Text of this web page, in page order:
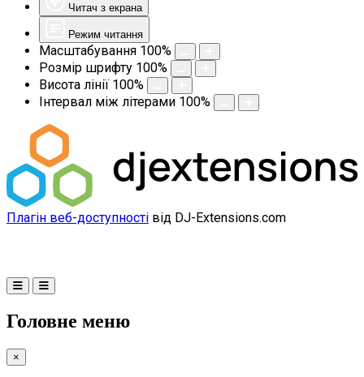
Читач з екрана
Режим читання
Масштабування 100%
Розмір шрифту 100%
Висота лінії 100%
Інтервал між літерами 100%
Плагін веб-доступності від DJ-Extensions.com
Головне меню
×